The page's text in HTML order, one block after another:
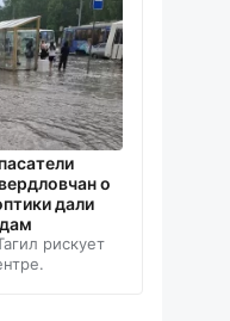
о
дали
рискует